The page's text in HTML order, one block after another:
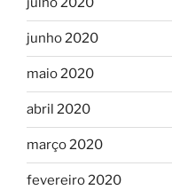
junho 2020
maio 2020
abril 2020
março 2020
fevereiro 2020